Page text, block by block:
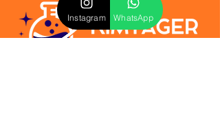
Instagram WhatsApp